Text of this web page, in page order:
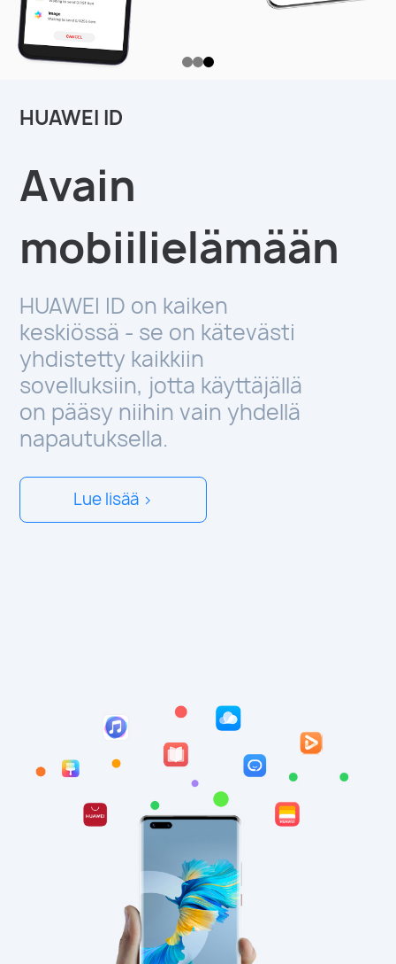
HUAWEI ID
Avain
mobiilielämään
HUAWEI ID on kaiken
keskiössä - se on kätevästi
yhdistetty kaikkiin
sovelluksiin, jotta käyttäjällä
on pääsy niihin vain yhdellä
napautuksella.
Lue lisää >